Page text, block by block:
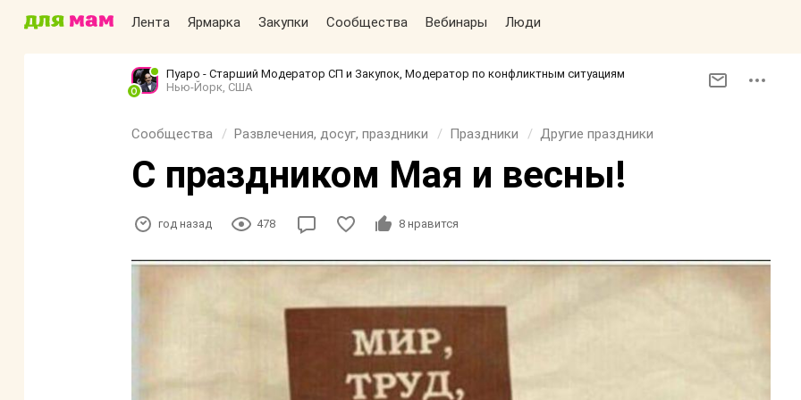
Лента Ярмарка Закупки Сообщества Вебинары Люди
Пуаро - Старший Модератор СП и Закупок, Модератор по конфликтным ситуациям
Нью-Йорк, США
Сообщества Развлечения, досуг, праздники Праздники Другие праздники
С праздником Мая и весны!
год назад 478 8 нравится